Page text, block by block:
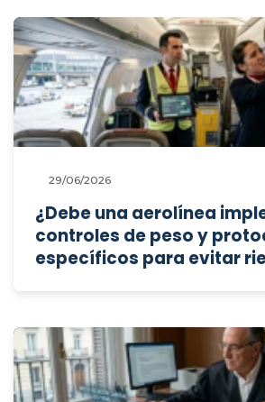
plantilla antigua por la
conceptos retributivos
29/06/2026
¿Debe una aerolínea
controles de peso y
específicos para evitar
exclusivamente que ya
dichas medidas?